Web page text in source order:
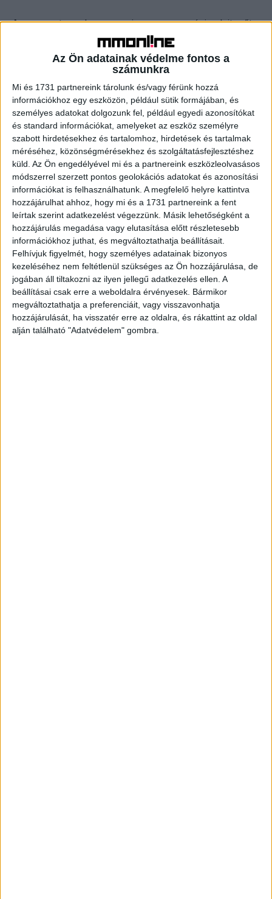
Az Ön adatainak védelme fontos a
számunkra
Mi és 1731 partnereink tárolunk és/vagy férünk hozzá
információkhoz egy eszközön, például sütik formájában, és
személyes adatokat dolgozunk fel, például egyedi azonosítókat
és standard információkat, amelyeket az eszköz személyre
szabott hirdetésekhez és tartalomhoz, hirdetések és tartalmak
méréséhez, közönségmérésekhez és szolgáltatásfejlesztéshez
küld. Az Ön engedélyével mi és a partnereink eszközleolvasásos
módszerrel szerzett pontos geolokációs adatokat és azonosítási
információkat is felhasználhatunk. A megfelelő helyre kattintva
hozzájárulhat ahhoz, hogy mi és a 1731 partnereink a fent
leírtak szerint adatkezelést végezzünk. Másik lehetőségként a
hozzájárulás megadása vagy elutasítása előtt részletesebb
információkhoz juthat, és megváltoztathatja beállításait.
Felhívjuk figyelmét, hogy személyes adatainak bizonyos
kezeléséhez nem feltétlenül szükséges az Ön hozzájárulása, de
jogában áll tiltakozni az ilyen jellegű adatkezelés ellen. A
beállításai csak erre a weboldalra érvényesek. Bármikor
megváltoztathatja a preferenciáit, vagy visszavonhatja
hozzájárulását, ha visszatér erre az oldalra, és rákattint az oldal
alján található "Adatvédelem" gombra.
Az a csapat, amely megnyeri a magyarországi selejtezőt,
részt vesz az online világversenyen A nemzetközi
győztes előadhat a 2025-ös ICCO Global Summit-on, a
döntősök pedig automatikusan tagságot nyernek az ICCO
Next Gen csoportjába és részt vehetnek a NextGen Group
Next Gen Board munkájában.
„Szinte minden csapat használt Mesterséges
Intelligenciát, de nem az dominálta a pitcheket, ami jó jel.
Magabiztosan és profin prezentáltak, ezt jó látni és
fontosnak tartjuk erősíteni is bennük. Sok fiatal szakember
ismeri fel, hogy milyen lehetőség egy ilyen versenyen
elindulni, hiszen élesben ki tudja próbálni magát, a
nemzetközi döntő pedig már egyből globális
megmérettetést jelent.” – értékelte a versenyt Sztaniszláv
András, az MPRSZ elnöke.
A pitchek alatt egymást is jobban megismerték a
résztvevők, szándékunk is a kapcsolatépítés támogatása.
Köszönjük továbbá a fiatalok munkáltatóinak, hiszen ez
egy napra ‘kiveszi’ őket a napi munkából, ugyanakkor
elismerés is tehát a munkáltatói márka építését is